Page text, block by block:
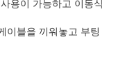
용이 가능하고 이동식
이블을 끼워놓고 부팅